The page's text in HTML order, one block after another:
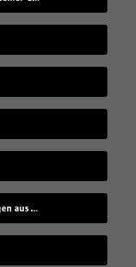
Supercut: Alle Lichtschwertzündungen aus Star Wars